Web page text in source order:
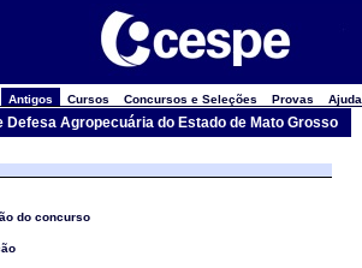
Antigos Cursos Concursos e Seleções Provas Ajuda
Defesa Agropecuária do Estado de Mato Grosso
do concurso